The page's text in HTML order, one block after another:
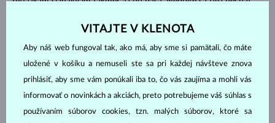
geometrických línií alebo naopak pomocou organickej dynamiky.
VITAJTE V KLENOTA
Aby náš web fungoval tak, ako má, aby sme si pamätali, čo máte
uložené v košíku a nemuseli ste sa pri každej návšteve znova
prihlásiť, aby sme vám ponúkali iba to, čo vás zaujíma a mohli vás
informovať o novinkách a akciách, preto potrebujeme váš súhlas s
používaním súborov cookies, tzn. malých súborov, ktoré sa